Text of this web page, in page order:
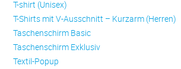
T-shirt (Unisex)
T-Shirts mit V-Ausschnitt – Kurzarm (Herren)
Taschenschirm Basic
Taschenschirm Exklusiv
Textil-Popup